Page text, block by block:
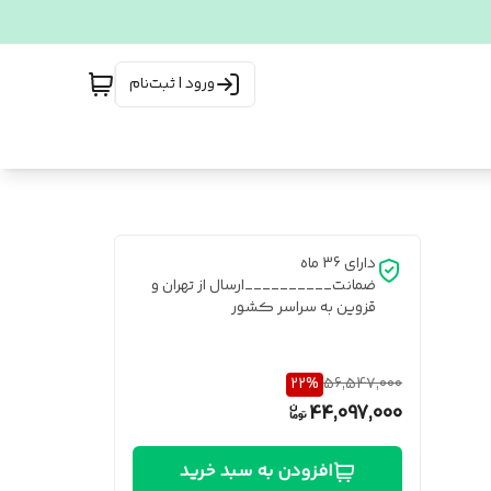
ورود | ثبت‌نام
دارای 36 ماه
ضمانت__________ارسال از تهران و
قزوین به سراسر کشور
56,547,000
22%
44,097,000
افزودن به سبد خرید